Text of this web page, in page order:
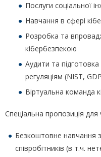
Послуги соціальної
Навчання в сфері
Розробка та
кібербезпекою
Аудити та
регуляціям (NIST,
Віртуальна команда
Спеціальна пропозиція для
Безкоштовне навчання з
співробітників (в т.ч.